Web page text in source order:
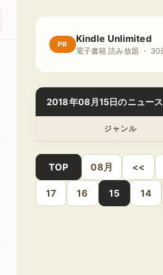
PR Kindle Unlimited
2018年08月15日のニュース
ジャンル
TOP 08月 <<
17 16 15 14